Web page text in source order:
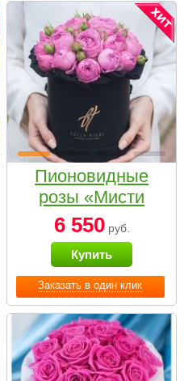
Заказать в один клик
Пионовидные
розы «Мисти
бабблс» в
черной коробке
Small
6 550руб.
Купить